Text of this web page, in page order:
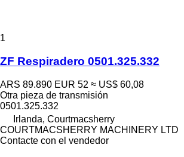
1
ZF Respiradero 0501.325.332
ARS 89.890 EUR 52 ≈ US$ 60,08
Otra pieza de transmisión
0501.325.332
Irlanda, Courtmacsherry
COURTMACSHERRY MACHINERY LTD
Contacte con el vendedor